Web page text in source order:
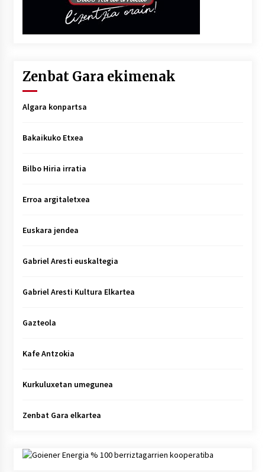
Zenbat Gara ekimenak
Algara konpartsa
Bakaikuko Etxea
Bilbo Hiria irratia
Erroa argitaletxea
Euskara jendea
Gabriel Aresti euskaltegia
Gabriel Aresti Kultura Elkartea
Gazteola
Kafe Antzokia
Kurkuluxetan umegunea
Zenbat Gara elkartea